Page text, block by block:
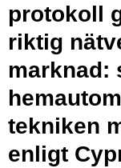
protokoll
riktig
marknad:
tekniken
enligt